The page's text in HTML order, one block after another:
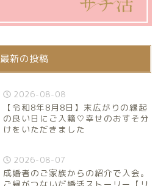
最新の投稿
2026-08-08
【令和8年8月8日】末広がりの縁起
の良い日にご入籍♡幸せのおすそ分
けをいただきました
2026-08-07
成婚者のご家族からの紹介で入会。